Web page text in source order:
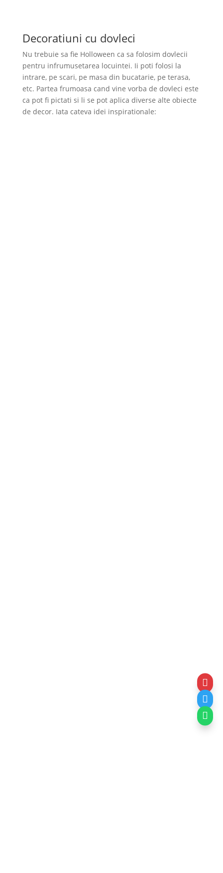
Decoratiuni cu dovleci
Nu trebuie sa fie Holloween ca sa folosim dovlecii
pentru infrumusetarea locuintei. Ii poti folosi la
intrare, pe scari, pe masa din bucatarie, pe terasa,
etc. Partea frumoasa cand vine vorba de dovleci este
ca pot fi pictati si li se pot aplica diverse alte obiecte
de decor. Iata cateva idei inspirationale:


